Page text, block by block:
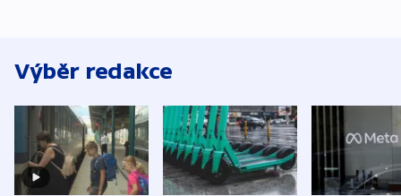
Výběr redakce